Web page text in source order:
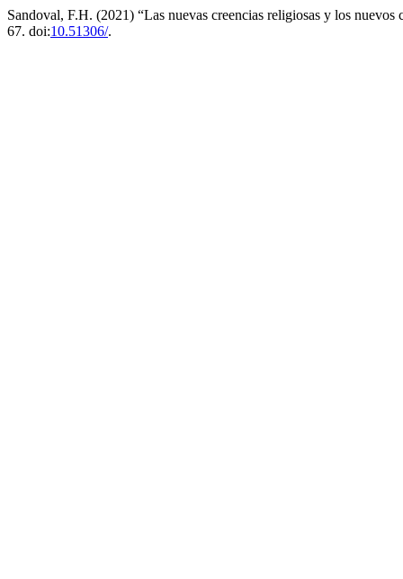
Sandoval, F.H. (2021) “Las nuevas creencias religiosas y los
67. doi:10.51306/.